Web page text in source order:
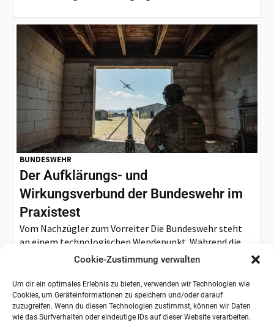
Cookie-Zustimmung verwalten
Um dir ein optimales Erlebnis zu bieten, verwenden wir Technologien wie
Cookies, um Geräteinformationen zu speichern und/oder darauf
zuzugreifen. Wenn du diesen Technologien zustimmst, können wir Daten
wie das Surfverhalten oder eindeutige IDs auf dieser Website verarbeiten.
BUNDESWEHR
Der Aufklärungs- und
Wirkungsverbund der Bundeswehr im
Praxistest
Vom Nachzügler zum Vorreiter Die Bundeswehr steht
an einem technologischen Wendepunkt. Während die
Drohnendebatte vor einem Jahrzehnt noch als...